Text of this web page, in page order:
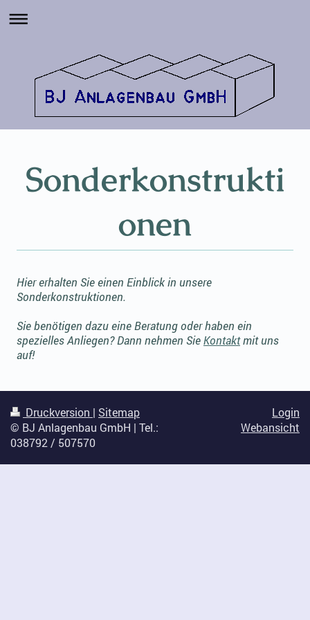
Sonderkonstrukti
onen
Hier erhalten Sie einen Einblick in unsere
Sonderkonstruktionen.
Sie benötigen dazu eine Beratung oder haben ein
spezielles Anliegen? Dann nehmen SieKontaktmit uns
auf!
Druckversion | Sitemap
© BJ Anlagenbau GmbH | Tel.:
038792 / 507570
Login
Webansicht